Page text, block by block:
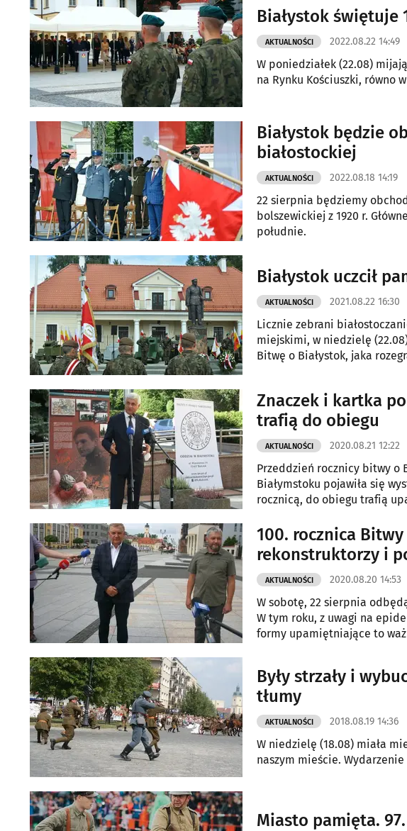
Białystok świętuje
AKTUALNOŚCI 2022.08.22 14:49
W poniedziałek (22.08)
na Rynku Kościuszki, równo
Białystok będzie
białostockiej
AKTUALNOŚCI 2022.08.18 14:19
22 sierpnia będziemy
bolszewickiej z 1920 r.
południe.
Białystok uczcił
AKTUALNOŚCI 2021.08.22 16:30
Licznie zebrani
miejskimi, w niedzielę
Bitwę o Białystok, jaka
Znaczek i kartka
trafią do obiegu
AKTUALNOŚCI 2020.08.21 12:22
Przeddzień rocznicy bitwy o
Białymstoku pojawiła się
rocznicą, do obiegu trafią
100. rocznica
rekonstruktorzy i
AKTUALNOŚCI 2020.08.20 14:53
W sobotę, 22 sierpnia
W tym roku, z uwagi na
formy upamiętniające to
Były strzały i
tłumy
AKTUALNOŚCI 2018.08.19 14:36
W niedzielę (18.08) miała miejsce rekonstrukcja walk, które w 1920 r. stoczono w
naszym mieście.
Miasto pamięta.